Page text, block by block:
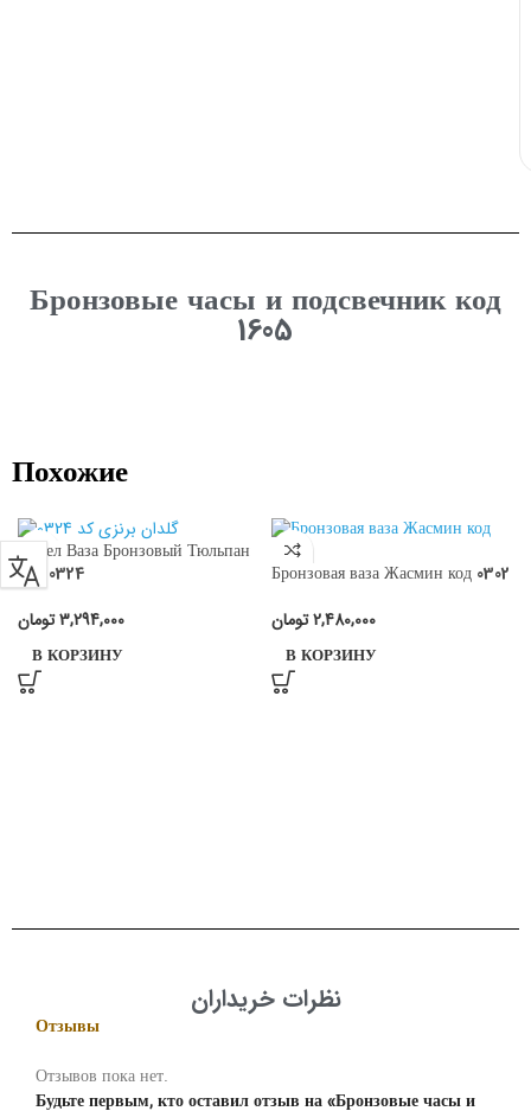
Бронзовые часы и подсвечник код
1605
Похожие
Ангел Ваза Бронзовый Тюльпан
Код 0324
3,294,000تومان
В КОРЗИНУ
Бронзовая ваза Жасмин код 0302
2,480,000تومان
В КОРЗИНУ
نظرات خریداران
Отзывы
Отзывов пока нет.
Будьте первым, кто оставил отзыв на «Бронзовые часы и